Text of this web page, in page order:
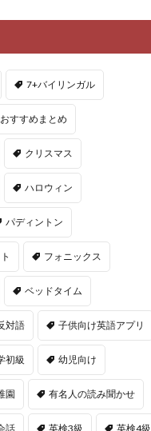
7+バイリンガル
おすすめまとめ
クリスマス
ハロウィン
パディントン
フォニックス
ベッドタイム
対語 子供向け英語アプリ
初級 幼児向け
園 有名人の読み聞かせ
話 英検3級 英検4級